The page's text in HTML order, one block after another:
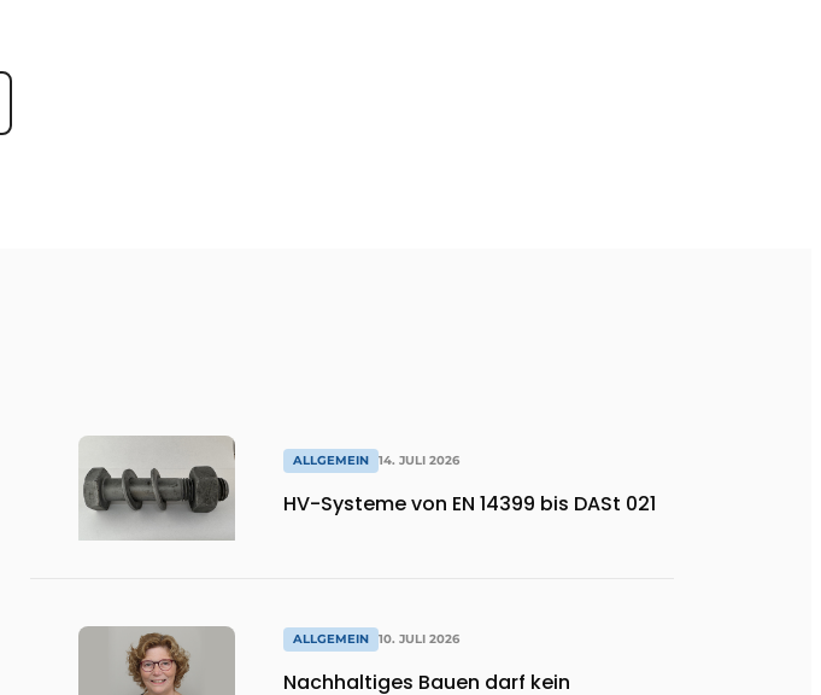
ALLGEMEIN 14. JULI 2026
HV-Systeme von EN 14399 bis DASt 021
ALLGEMEIN 10. JULI 2026
Nachhaltiges Bauen darf kein